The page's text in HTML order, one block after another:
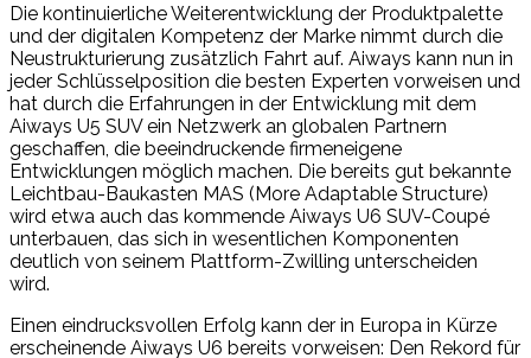
Die kontinuierliche Weiterentwicklung der Produktpalette
und der digitalen Kompetenz der Marke nimmt durch die
Neustrukturierung zusätzlich Fahrt auf. Aiways kann nun in
jeder Schlüsselposition die besten Experten vorweisen und
hat durch die Erfahrungen in der Entwicklung mit dem
Aiways U5 SUV ein Netzwerk an globalen Partnern
geschaffen, die beeindruckende firmeneigene
Entwicklungen möglich machen. Die bereits gut bekannte
Leichtbau-Baukasten MAS (More Adaptable Structure)
wird etwa auch das kommende Aiways U6 SUV-Coupé
unterbauen, das sich in wesentlichen Komponenten
deutlich von seinem Plattform-Zwilling unterscheiden
wird.
Einen eindrucksvollen Erfolg kann der in Europa in Kürze
erscheinende Aiways U6 bereits vorweisen: Den Rekord für